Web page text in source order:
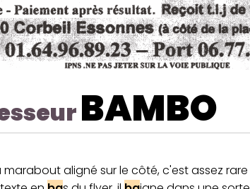
BAMBO
marabout aligné sur le côté, c'est assez